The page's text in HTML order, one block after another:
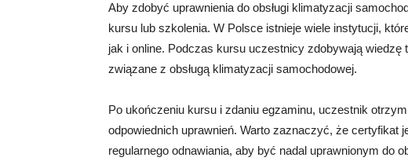
Aby zdobyć uprawnienia do obsługi klimatyzacji
kursu lub szkolenia. W Polsce istnieje wiele instytucji,
jak i online. Podczas kursu uczestnicy zdobywają
związane z obsługą klimatyzacji samochodowej.
Po ukończeniu kursu i zdaniu egzaminu, uczestnik
odpowiednich uprawnień. Warto zaznaczyć, że
regularnego odnawiania, aby być nadal uprawnionym do